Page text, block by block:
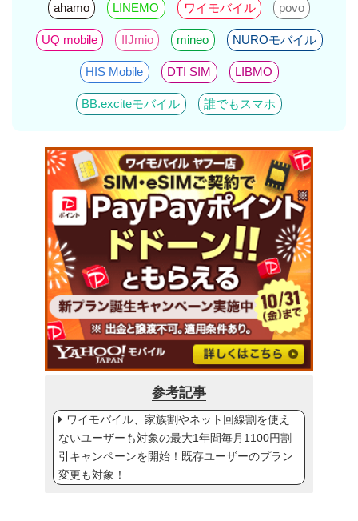
ahamo LINEMO ワイモバイル povo
UQ mobile IIJmio mineo NUROモバイル
HIS Mobile DTI SIM LIBMO
BB.exciteモバイル 誰でもスマホ
参考記事
ワイモバイル、家族割やネット回線割を使え
ないユーザーも対象の最大1年間毎月1100円割
引キャンペーンを開始！既存ユーザーのプラン
変更も対象！